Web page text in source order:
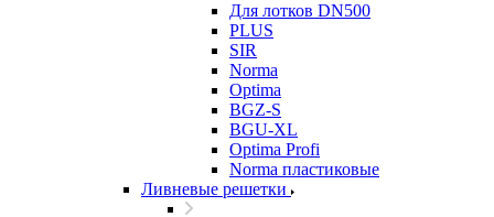
Для лотков DN500
PLUS
SIR
Norma
Optima
BGZ-S
BGU-XL
Optima Profi
Norma пластиковые
Ливневые решетки